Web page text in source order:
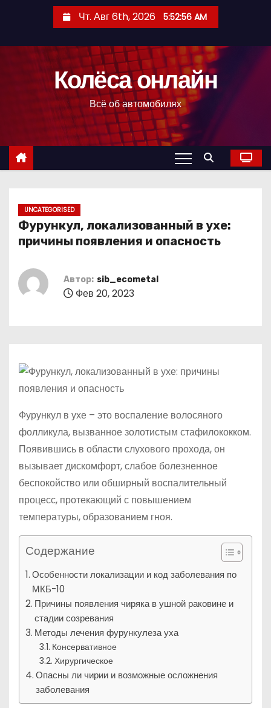
с
Чт. Авг 6th, 2026 5:52:57 AM
Колёса онлайн
Всё об автомобилях
UNCATEGORISED
Фурункул, локализованный в ухе:
причины появления и опасность
Автор: sib_ecometal
Фев 20, 2023
Фурункул в ухе – это воспаление волосяного
фолликула, вызванное золотистым стафилококком.
Появившись в области слухового прохода, он
вызывает дискомфорт, слабое болезненное
беспокойство или обширный воспалительный
процесс, протекающий с повышением
температуры, образованием гноя.
Содержание
Особенности локализации и код заболевания по
МКБ-10
Причины появления чиряка в ушной раковине и
стадии созревания
Методы лечения фурункулеза уха
Консервативное
Хирургическое
Опасны ли чирии и возможные осложнения
заболевания